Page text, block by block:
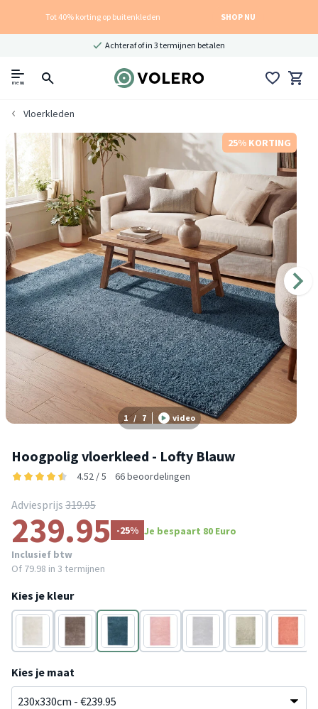
Tot 40% korting op buitenkleden SHOP NU
Achteraf of in 3 termijnen betalen
menu
Vloerkleden
25% KORTING
1 / 7 video
Hoogpolig vloerkleed - Lofty Blauw
4.52 / 5 66 beoordelingen
Adviesprijs 319.95
239.95 -25% Je bespaart 80 Euro
Inclusief btw
Of 79.98 in 3 termijnen
Kies je kleur
Crème Taupe Blauw Roze Grijs Groen Roze
Kies je maat